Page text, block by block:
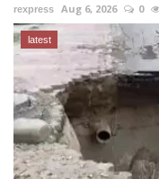
rexpress Aug 6, 2026 0
latest